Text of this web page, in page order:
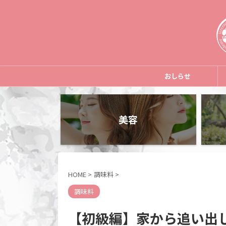
おしらせ
美容
HOME > 調味料 >
調味料
【初級編】家から追い